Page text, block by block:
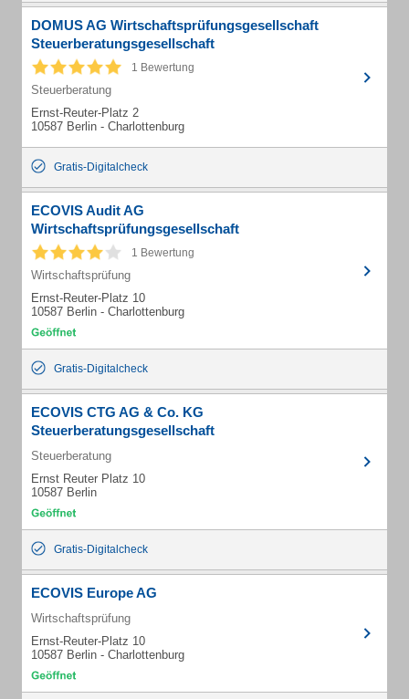
DOMUS AG Wirtschaftsprüfungsgesellschaft
Steuerberatungsgesellschaft
1 Bewertung
Steuerberatung
Ernst-Reuter-Platz 2
10587 Berlin - Charlottenburg
Gratis-Digitalcheck
ECOVIS Audit AG
Wirtschaftsprüfungsgesellschaft
1 Bewertung
Wirtschaftsprüfung
Ernst-Reuter-Platz 10
10587 Berlin - Charlottenburg
Gratis-Digitalcheck
ECOVIS CTG AG & Co. KG
Steuerberatungsgesellschaft
Steuerberatung
Ernst Reuter Platz 10
10587 Berlin
Gratis-Digitalcheck
ECOVIS Europe AG
Wirtschaftsprüfung
Ernst-Reuter-Platz 10
10587 Berlin - Charlottenburg